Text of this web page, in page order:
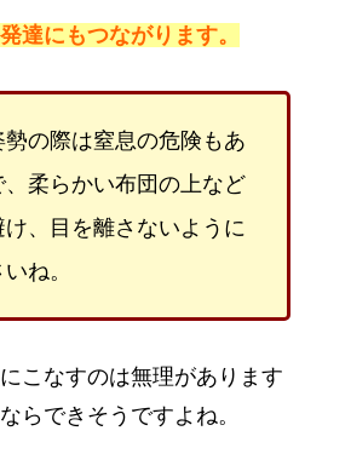
達にもつながります。
勢の際は窒息の危険もあ
、柔らかい布団の上など
、目を離さないように
ね。
こなすのは無理があります
らできそうですよね。